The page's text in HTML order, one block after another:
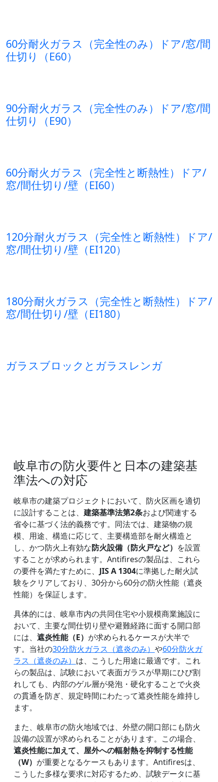
60分耐火ガラス（完全性のみ）ドア/窓/間
仕切り（E60）
90分耐火ガラス（完全性のみ）ドア/窓/間
仕切り（E90）
60分耐火ガラス（完全性と断熱性）ドア/
窓/間仕切り/壁（EI60）
120分耐火ガラス（完全性と断熱性）ドア/
窓/間仕切り/壁（EI120）
180分耐火ガラス（完全性と断熱性）ドア/
窓/間仕切り/壁（EI180）
ガラスブロックとガラスレンガ
岐阜市の防火要件と日本の建築基
準法への対応
岐阜市の建築プロジェクトにおいて、防火区画を適切
に設計することは、 建築基準法第2条および関連する
省令に基づく法的義務です。同法では、建築物の規
模、用途、構造に応じて、主要構造部を耐火構造と
し、かつ防火上有効な防火設備（防火戸など） を設置
することが求められます。Antifiresの製品は、これら
の要件を満たすために、 JIS A 1304に準拠した耐火試
験をクリアしており、30分から60分の防火性能（遮炎
性能）を保証します。
具体的には、岐阜市内の共同住宅や小規模商業施設に
おいて、主要な間仕切り壁や避難経路に面する開口部
には、 遮炎性能（E） が求められるケースが大半で
す。当社の30分防火ガラス（遮炎のみ） や60分防火ガ
ラス（遮炎のみ） は、こうした用途に最適です。これ
らの製品は、試験において表面ガラスが早期にひび割
れしても、内部のゲル層が発泡・硬化することで火炎
の貫通を防ぎ、規定時間にわたって遮炎性能を維持し
ます。
また、岐阜市の防火地域では、外壁の開口部にも防火
設備の設置が求められることがあります。この場合、
遮炎性能に加えて、屋外への輻射熱を抑制する性能
（W） が重要となるケースもあります。Antifiresは、
こうした多様な要求に対応するため、試験データに基